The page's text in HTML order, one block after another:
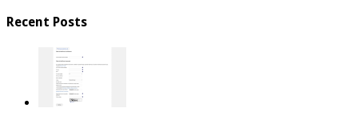
Recent Posts